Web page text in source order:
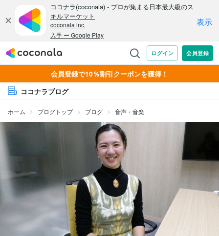
会員登録で10％割引クーポンを獲得！
ココナラブログ
ホーム ブログトップ ブログ 音声・音楽